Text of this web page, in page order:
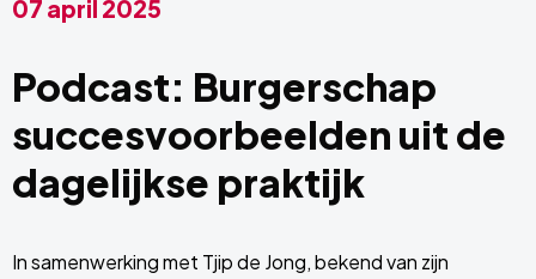
Podcast: Burgerschap
succesvoorbeelden uit de
dagelijkse praktijk
07 april 2025
In samenwerking met Tjip de Jong, bekend van zijn